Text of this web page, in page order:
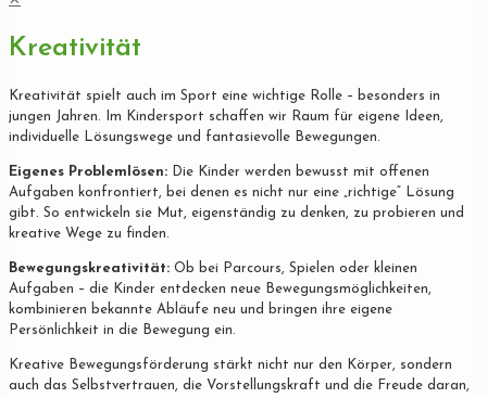
Kreativität
Kreativität spielt auch im Sport eine wichtige Rolle – besonders in
jungen Jahren. Im Kindersport schaffen wir Raum für eigene Ideen,
individuelle Lösungswege und fantasievolle Bewegungen.
Eigenes Problemlösen: Die Kinder werden bewusst mit offenen
Aufgaben konfrontiert, bei denen es nicht nur eine „richtige“ Lösung
gibt. So entwickeln sie Mut, eigenständig zu denken, zu probieren und
kreative Wege zu finden.
Bewegungskreativität: Ob bei Parcours, Spielen oder kleinen
Aufgaben – die Kinder entdecken neue Bewegungsmöglichkeiten,
kombinieren bekannte Abläufe neu und bringen ihre eigene
Persönlichkeit in die Bewegung ein.
Kreative Bewegungsförderung stärkt nicht nur den Körper, sondern
auch das Selbstvertrauen, die Vorstellungskraft und die Freude daran,